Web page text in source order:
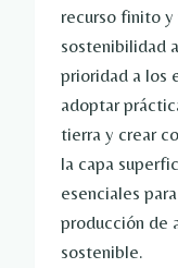
recurso finito y
sostenibilidad
prioridad a los
adoptar
tierra y crear
la capa
esenciales
producción de
sostenible.